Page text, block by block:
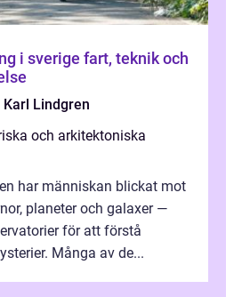
fart, teknik och
Karl Lindgren
och arkitektoniska
har människan blickat mot
planeter och galaxer —
för att förstå
Många av de...